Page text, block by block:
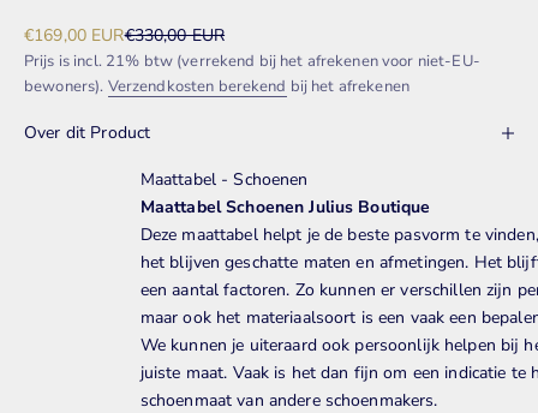
Aanbiedingsprijs
€169,00 EURNormale prijs
€330,00 EUR
Prijs is incl. 21% btw (verrekend bij het afrekenen voor niet-EU-
bewoners). Verzendkosten berekend bij het afrekenen
Over dit Product
Maattabel - Schoenen
Maattabel Schoenen Julius Boutique
Deze maattabel helpt je de beste pasvorm te
het blijven geschatte maten en afmetingen. Het
een aantal factoren. Zo kunnen er verschillen zijn
maar ook het materiaalsoort is een vaak een
We kunnen je uiteraard ook persoonlijk helpen bij
juiste maat. Vaak is het dan fijn om een indicatie te
schoenmaat van andere schoenmakers.